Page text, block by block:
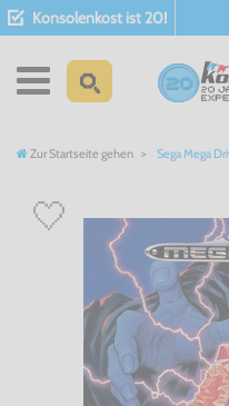
Konsolenkost ist 20!
Zur Startseite gehen Sega Mega